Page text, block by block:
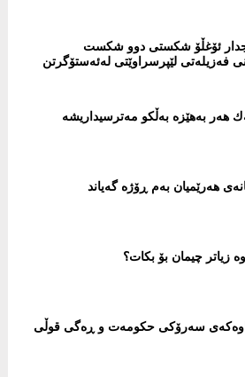
ئۆغڵۆ شکستی دوو شکست
فەزیلەتی لێپرسراوێتی لەئەستۆگرتن
ھەر بەھێزە بەڵکو مەترسیداریشە
ھەرێمیان بەم ڕۆژە گەیاند
زیاتر چیمان بۆ بکات؟
سەرۆکی حکومەت و ڕەگی قوڵی